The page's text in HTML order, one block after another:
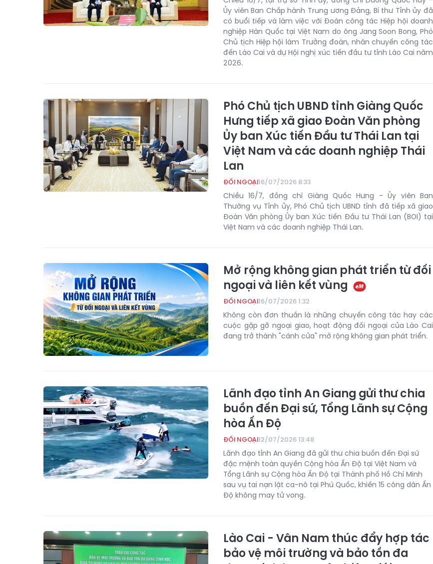
Ủy viên Ban Chấp hành Trung ương Đảng, Bí thư Tỉnh ủy đã
có buổi tiếp và làm việc với Đoàn công tác Hiệp hội doanh
nghiệp Hàn Quốc tại Việt Nam do ông Jang Soon Bong, Phó
Chủ tịch Hiệp hội làm Trưởng đoàn, nhân chuyến công tác
đến Lào Cai và dự Hội nghị xúc tiến đầu tư tỉnh Lào Cai năm
2026.
Phó Chủ tịch UBND tỉnh Giàng Quốc
Hưng tiếp xã giao Đoàn Văn phòng
Ủy ban Xúc tiến Đầu tư Thái Lan tại
Việt Nam và các doanh nghiệp Thái
Lan
ĐỐI NGOẠI16/07/2026 8:33
Chiều 16/7, đồng chí Giàng Quốc Hưng - Ủy viên Ban
Thường vụ Tỉnh ủy, Phó Chủ tịch UBND tỉnh đã tiếp xã giao
Đoàn Văn phòng Ủy ban Xúc tiến Đầu tư Thái Lan (BOI) tại
Việt Nam và các doanh nghiệp Thái Lan.
Mở rộng không gian phát triển từ đối
ngoại và liên kết vùng
ĐỐI NGOẠI16/07/2026 1:32
Không còn đơn thuần là những chuyến công tác hay các
cuộc gặp gỡ ngoại giao, hoạt động đối ngoại của Lào Cai
đang trở thành "cánh cửa" mở rộng không gian phát triển.
Lãnh đạo tỉnh An Giang gửi thư chia
buồn đến Đại sứ, Tổng Lãnh sự Cộng
hòa Ấn Độ
ĐỐI NGOẠI12/07/2026 13:48
Lãnh đạo tỉnh An Giang đã gửi thư chia buồn đến Đại sứ
đặc mệnh toàn quyền Cộng hòa Ấn Độ tại Việt Nam và
Tổng Lãnh sự Cộng hòa Ấn Độ tại Thành phố Hồ Chí Minh
sau vụ tai nạn lật ca-nô tại Phú Quốc, khiến 15 công dân Ấn
Độ không may tử vong.
Lào Cai - Vân Nam thúc đẩy hợp tác
bảo vệ môi trường và bảo tồn đa